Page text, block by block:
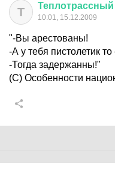
Т Теплотрассный
10:01, 15.12.2009
"-Вы арестованы!
-А у тебя пистолетик то
-Тогда задержанны!"
(С) Особенности